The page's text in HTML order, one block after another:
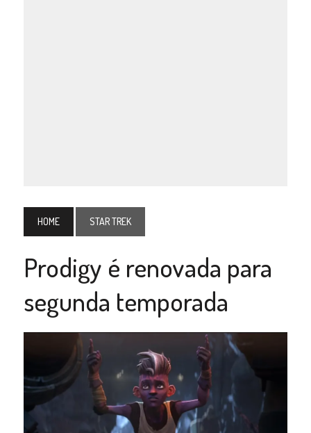
HOME STAR TREK
Prodigy é renovada para
segunda temporada